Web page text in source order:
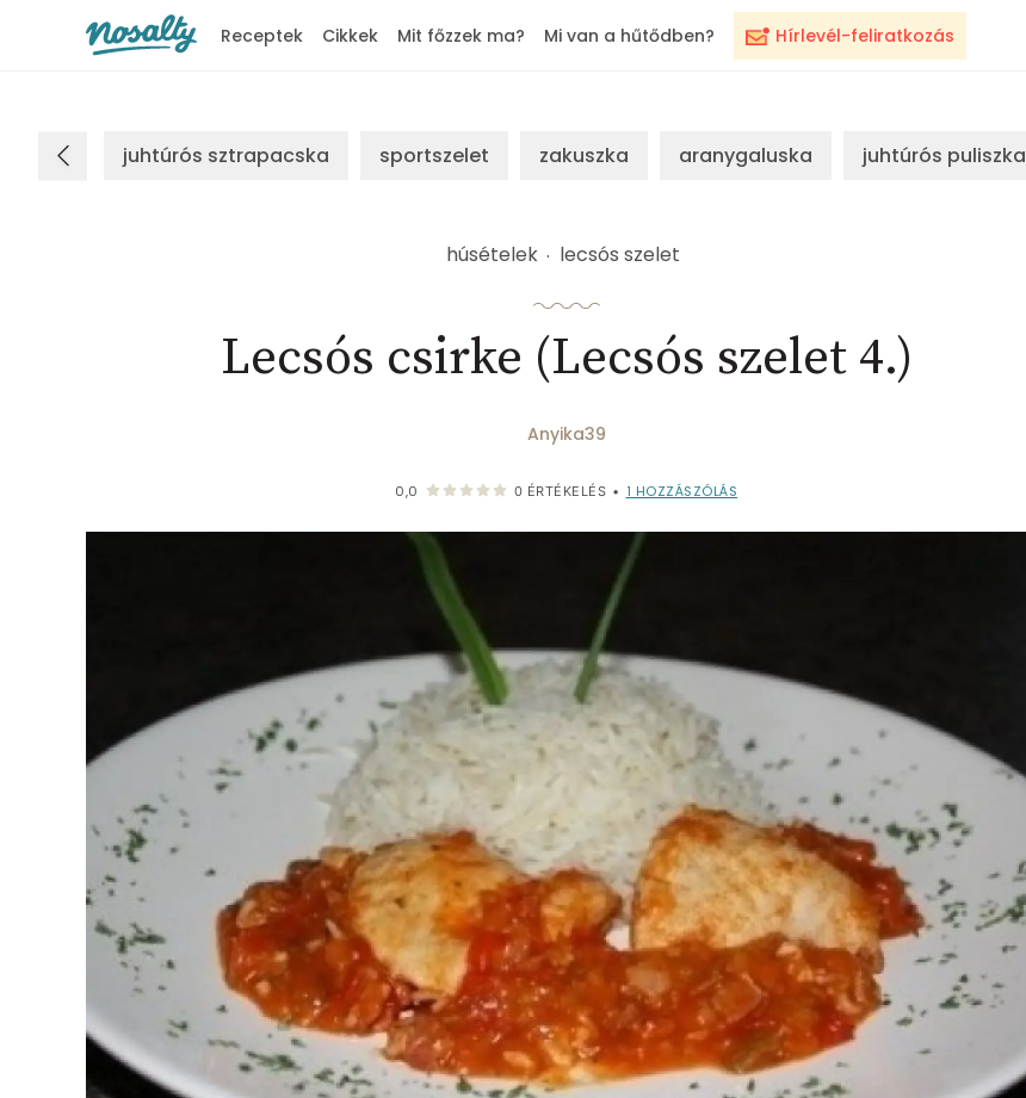
Hírlevél-feliratkozás
Receptek Cikkek Mit főzzek ma? Mi van a hűtődben?
juhtúrós sztrapacska sportszelet zakuszka aranygaluska juhtúrós puliszka
húsételek lecsós szelet
Lecsós csirke (Lecsós szelet 4.)
Anyika39
0,0 0 ÉRTÉKELÉS • 1 HOZZÁSZÓLÁS